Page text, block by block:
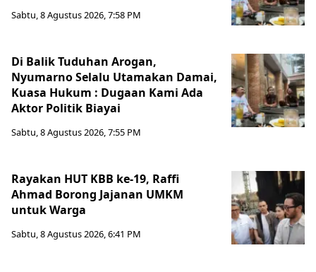
Sabtu, 8 Agustus 2026, 7:58 PM
Di Balik Tuduhan Arogan,
Nyumarno Selalu Utamakan Damai,
Kuasa Hukum : Dugaan Kami Ada
Aktor Politik Biayai
Sabtu, 8 Agustus 2026, 7:55 PM
Rayakan HUT KBB ke-19, Raffi
Ahmad Borong Jajanan UMKM
untuk Warga
Sabtu, 8 Agustus 2026, 6:41 PM